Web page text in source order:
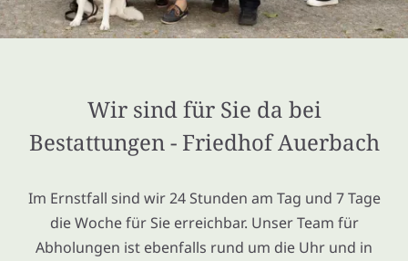
Wir sind für Sie da bei
Bestattungen - Friedhof Auerbach
Im Ernstfall sind wir 24 Stunden am Tag und 7 Tage
die Woche für Sie erreichbar. Unser Team für
Abholungen ist ebenfalls rund um die Uhr und in